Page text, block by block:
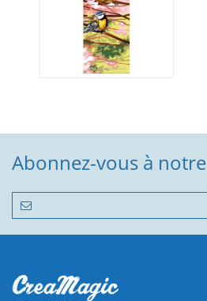
Abonnez-vous à notre